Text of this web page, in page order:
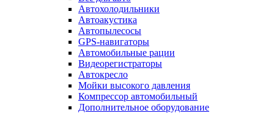
Автохолодильники
Автоакустика
Автопылесосы
GPS-навигаторы
Автомобильные рации
Видеорегистраторы
Автокресло
Мойки высокого давления
Компрессор автомобильный
Дополнительное оборудование